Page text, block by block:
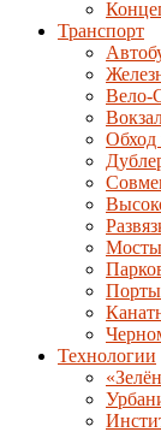
Транспорт
Обход
Технологии